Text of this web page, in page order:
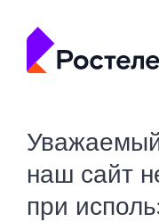
наш сайт
при